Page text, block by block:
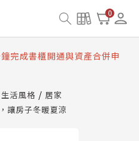
0
讀資產合併與書櫃開通申請
通常見問題
完成書櫃開通與資產合併申
讀資產合併與書櫃開通申請
生活風格
居家
讓房子冬暖夏涼